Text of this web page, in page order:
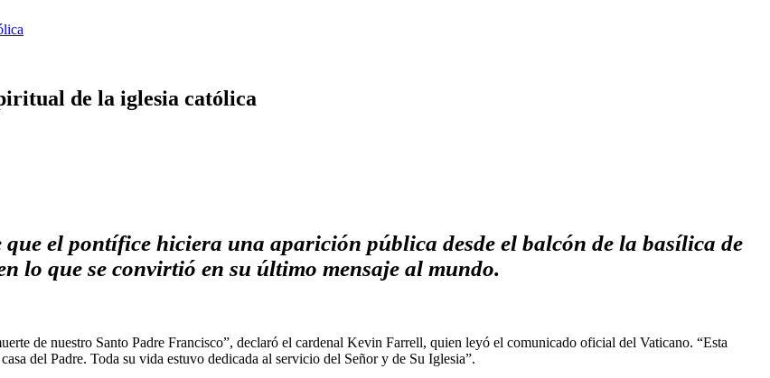
de la iglesia católica
que el pontífice hiciera una aparición pública desde el balcón de la basílica de
lo que se convirtió en su último mensaje al mundo.
de nuestro Santo Padre Francisco”, declaró el cardenal Kevin Farrell, quien leyó el comunicado oficial del Vaticano. “Esta
del Padre. Toda su vida estuvo dedicada al servicio del Señor y de Su Iglesia”.